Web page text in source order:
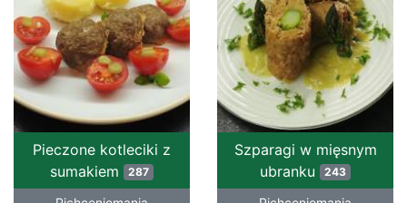
Pieczone kotleciki z
sumakiem 287
Szparagi w mięsnym
ubranku 243